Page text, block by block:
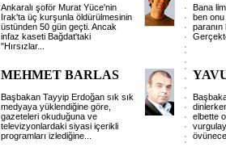
Ankaralı şoför Murat Yüce'nin
Irak'ta üç kurşunla öldürülmesinin
üstünden 50 gün geçti. Ancak
infaz kaseti Bağdat'taki
"Hırsızlar...
Bana
ben onu
MEHMET BARLAS
Başbakan Tayyip Erdoğan sık sık
medyaya yüklendiğine göre,
gazeteleri okuduğuna ve
televizyonlardaki siyasi içerikli
programları izlediğine
elbette